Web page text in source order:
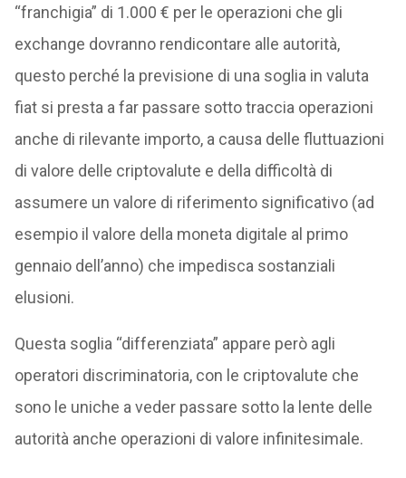
“franchigia” di 1.000 € per le operazioni che gli
exchange dovranno rendicontare alle autorità,
questo perché la previsione di una soglia in valuta
fiat si presta a far passare sotto traccia operazioni
anche di rilevante importo, a causa delle fluttuazioni
di valore delle criptovalute e della difficoltà di
assumere un valore di riferimento significativo (ad
esempio il valore della moneta digitale al primo
gennaio dell’anno) che impedisca sostanziali
elusioni.
Questa soglia “differenziata” appare però agli
operatori discriminatoria, con le criptovalute che
sono le uniche a veder passare sotto la lente delle
autorità anche operazioni di valore infinitesimale.